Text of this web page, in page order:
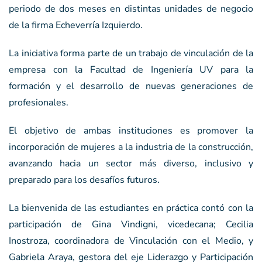
periodo de dos meses en distintas unidades de negocio
de la firma Echeverría Izquierdo.
La iniciativa forma parte de un trabajo de vinculación de la
empresa con la Facultad de Ingeniería UV para la
formación y el desarrollo de nuevas generaciones de
profesionales.
El objetivo de ambas instituciones es promover la
incorporación de mujeres a la industria de la construcción,
avanzando hacia un sector más diverso, inclusivo y
preparado para los desafíos futuros.
La bienvenida de las estudiantes en práctica contó con la
participación de Gina Vindigni, vicedecana; Cecilia
Inostroza, coordinadora de Vinculación con el Medio, y
Gabriela Araya, gestora del eje Liderazgo y Participación